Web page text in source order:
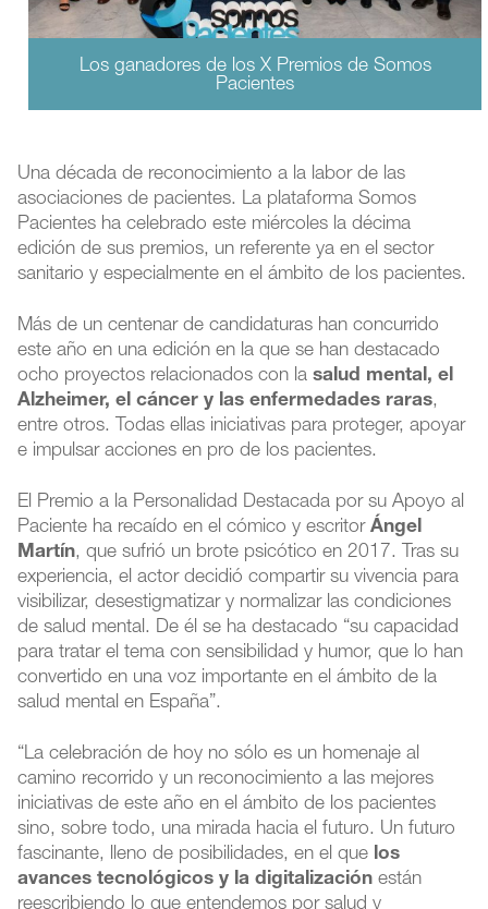
Los ganadores de los X Premios de Somos
Pacientes
Una década de reconocimiento a la labor de las
asociaciones de pacientes. La plataforma Somos
Pacientes ha celebrado este miércoles la décima
edición de sus premios, un referente ya en el sector
sanitario y especialmente en el ámbito de los pacientes.
Más de un centenar de candidaturas han concurrido
este año en una edición en la que se han destacado
ocho proyectos relacionados con la salud mental, el
Alzheimer, el cáncer y las enfermedades raras,
entre otros. Todas ellas iniciativas para proteger, apoyar
e impulsar acciones en pro de los pacientes.
El Premio a la Personalidad Destacada por su Apoyo al
Paciente ha recaído en el cómico y escritorÁngel
Martín, que sufrió un brote psicótico en 2017. Tras su
experiencia, el actor decidió compartir su vivencia para
visibilizar, desestigmatizar y normalizar las condiciones
de salud mental. De él se ha destacado “su capacidad
para tratar el tema con sensibilidad y humor, que lo han
convertido en una voz importante en el ámbito de la
salud mental en España”.
“La celebración de hoy no sólo es un homenaje al
camino recorrido y un reconocimiento a las mejores
iniciativas de este año en el ámbito de los pacientes
sino, sobre todo, una mirada hacia el futuro. Un futuro
fascinante, lleno de posibilidades, en el que los
avances tecnológicos y la digitalización están
reescribiendo lo que entendemos por salud y